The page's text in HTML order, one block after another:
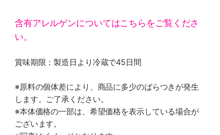
含有アレルゲンについてはこちらをご覧くださ
い。
賞味期限：製造日より冷蔵で45日間
※原料の個体差により、商品に多少のばらつきが発生
します。ご了承ください。
※本体価格の一部は、希望価格を表示している場合が
ございます。